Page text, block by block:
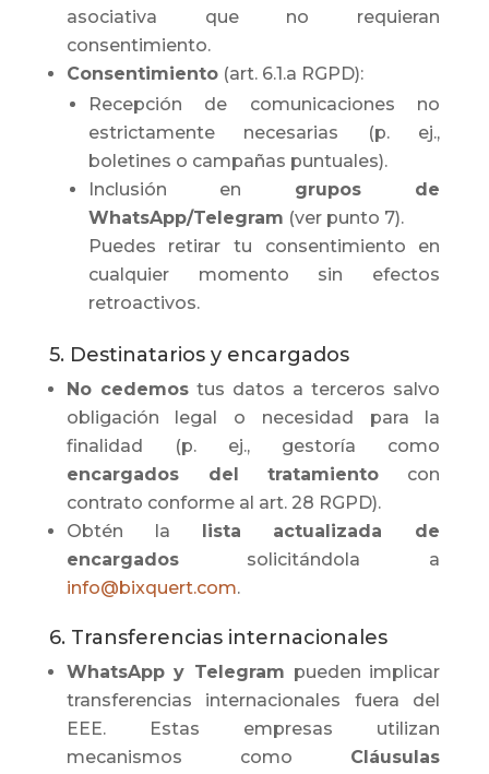
asociativa que no requieran
consentimiento.
Consentimiento(art. 6.1.a RGPD):
Recepción de comunicaciones no
estrictamente necesarias (p. ej.,
boletines o campañas puntuales).
Inclusión en grupos de
WhatsApp/Telegram (ver punto 7).
Puedes retirar tu consentimiento en
cualquier momento sin efectos
retroactivos.
5. Destinatarios y encargados
No cedemostus datos a terceros salvo
obligación legal o necesidad para la
finalidad (p. ej., gestoría como
encargados del tratamiento con
contrato conforme al art. 28 RGPD).
Obtén la lista actualizada de
encargadossolicitándola a
info@bixquert.com.
6. Transferencias internacionales
WhatsApp y Telegram pueden implicar
transferencias internacionales fuera del
EEE. Estas empresas utilizan
mecanismos como Cláusulas